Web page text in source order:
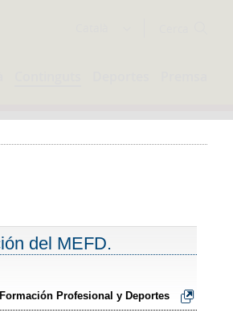
del MEFD.
Profesional y Deportes